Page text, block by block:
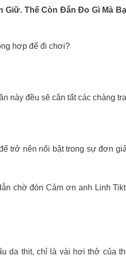
Giữ. Thế Còn Đắn Đo Gì Mà
hợp để đi chơi?
này đều sẽ cân tất các chàng
trở nên nổi bật trong sự đơn
chờ đón Cảm ơn anh Linh
da thit, chỉ là vài hơi thở của